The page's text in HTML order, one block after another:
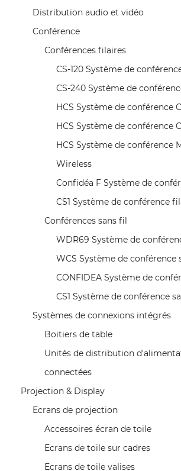
Distribution audio et vidéo
Conférence
Conférences filaires
CS-120 Système de
CS-240 Système de
HCS Système de conférence
HCS Système de conférence
HCS Système de conférence
Wireless
Confidéa F Système de
CS1 Système de conférence
Conférences sans fil
WDR69 Système de
WCS Système de conférence
CONFIDEA Système de
CS1 Système de conférence
Systèmes de connexions intégrés
Boitiers de table
Unités de distribution
connectées
Projection & Display
Ecrans de projection
Accessoires écran de toile
Ecrans de toile sur cadres
Ecrans de toile valises
CRÉER UNE LISTE